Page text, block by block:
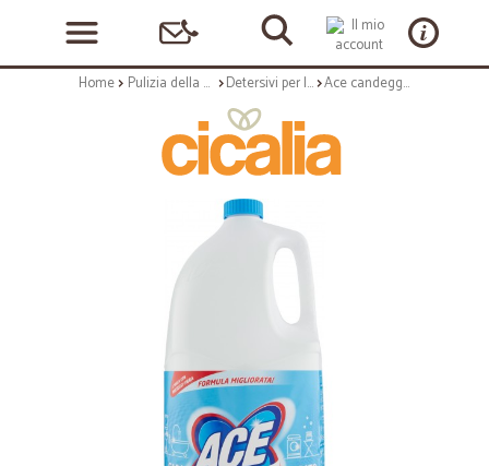
Home Pulizia della casa Detersivi per la casa Ace candeggina classica - lt.5